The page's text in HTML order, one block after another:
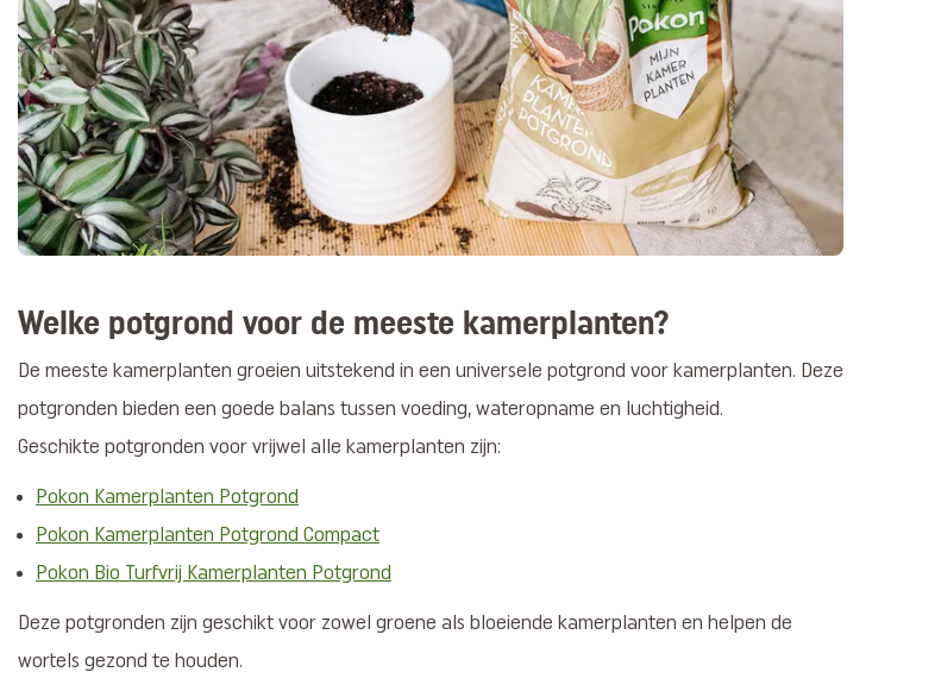
Welke potgrond voor de meeste kamerplanten?
De meeste kamerplanten groeien uitstekend in een universele potgrond voor kamerplanten. Deze
potgronden bieden een goede balans tussen voeding, wateropname en luchtigheid.
Geschikte potgronden voor vrijwel alle kamerplanten zijn:
Pokon Kamerplanten Potgrond
Pokon Kamerplanten Potgrond Compact
Pokon Bio Turfvrij Kamerplanten Potgrond
Deze potgronden zijn geschikt voor zowel groene als bloeiende kamerplanten en helpen de
wortels gezond te houden.